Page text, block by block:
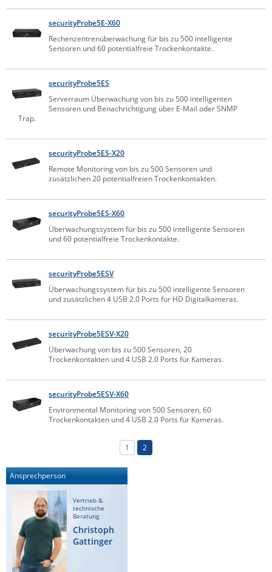
Energiemessung
Energieverteilung
IP, WLAN & GSM Sensorik
IoT - Internet of Things
IPC, Industrielle Netzwerktechnik & WLAN
Wi-Fi - WLAN - Wireless
IT Netzwerktechnik / Kommunikation
Sonstige
Serverräume
RMA / Rücksendung / Support
CompleTech
Contemporary Controls
Digi
Eaton
Fokus Technologies
Gefen
Guntermann & Drunck
High Sec Labs
IEC Lock
Kramer Electronics
KVM TEC
Legrand
LigoWave
Milesight
Panorama Antennas
PatchSee
Power Kingdom
Poynting
Raritan
securityProbe5E-X60
Rechenzentrenüberwachung für bis zu 500 intelligente
Sensoren und 60 potentialfreie Trockenkontakte.
securityProbe5ES
Serverraum Überwachung von bis zu 500 intelligenten
Sensoren und Benachrichtigung über E-Mail oder SNMP
Trap.
securityProbe5ES-X20
Remote Monitoring von bis zu 500 Sensoren und
zusätzlichen 20 potentialfreien Trockenkontakten.
securityProbe5ES-X60
Überwachungssystem für bis zu 500 intelligente Sensoren
und 60 potentialfreie Trockenkontakte.
securityProbe5ESV
Überwachungssystem für bis zu 500 intelligente Sensoren
und zusätzlichen 4 USB 2.0 Ports für HD Digitalkameras.
securityProbe5ESV-X20
Überwachung von bis zu 500 Sensoren, 20
Trockenkontakten und 4 USB 2.0 Ports für Kameras.
securityProbe5ESV-X60
Environmental Monitoring von 500 Sensoren, 60
Trockenkontakten und 4 USB 2.0 Ports für Kameras.
1 2
Ansprechperson
Vertrieb &
technische
Beratung
Christoph
Gattinger